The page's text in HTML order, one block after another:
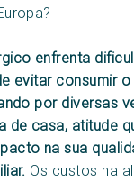
enfrenta
evitar consumir
por diversas
de casa, atitude
na sua
Os custos na